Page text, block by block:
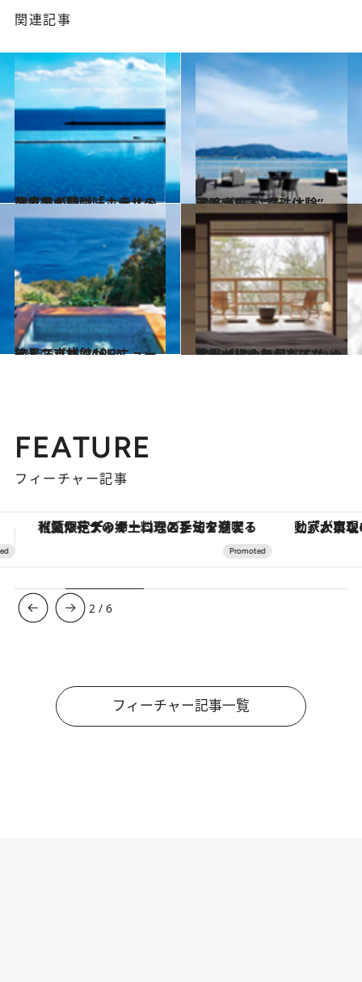
関連記事
2012.11.12
温泉旅の醍醐味！幸せの朝風呂が待つ「ホテルミクラス」
旅＆お出かけ 2013.5.25
美肌が甦る“真珠体験” 潮路亭
旅＆お出かけ
2013.5.31
絶景スパ旅館がリニューアル 吉祥 CAREN
旅＆お出かけ 2013.5.18
世界が認めたおもてなし べにや無何有(むかゆう)
旅＆お出かけ
FEATURE
フィーチャー記事
「大事なのは地域の意識を変えること」。ロレックス賞受賞の自然保護活動家が実現させたナイジェリアの自然環境の復活
3 /6
フィーチャー記事一覧